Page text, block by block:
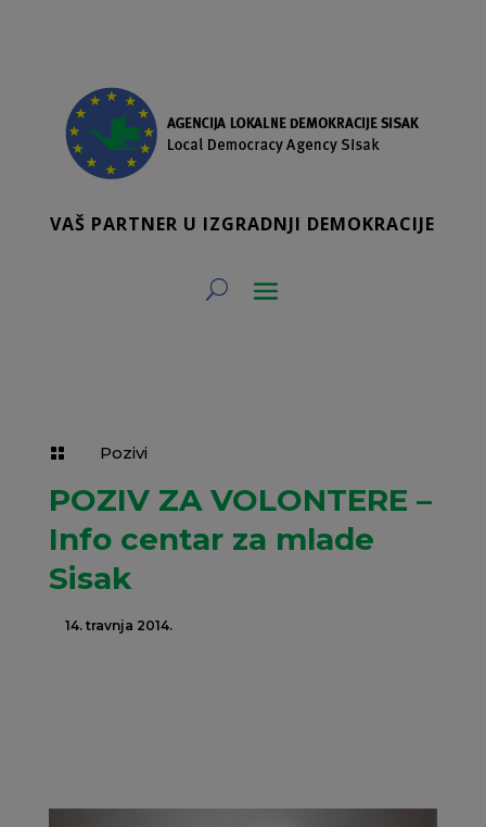
VAŠ PARTNER U IZGRADNJI DEMOKRACIJE
 Pozivi
POZIV ZA VOLONTERE –
Info centar za mlade
Sisak
14. travnja 2014.